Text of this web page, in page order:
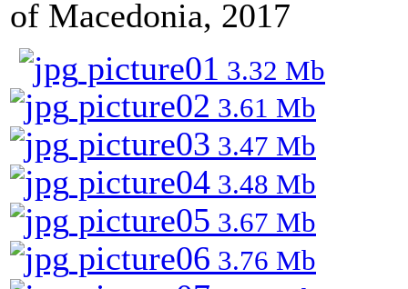
of Macedonia, 2017
picture01 3.32 Mb
picture02 3.61 Mb
picture03 3.47 Mb
picture04 3.48 Mb
picture05 3.67 Mb
picture06 3.76 Mb